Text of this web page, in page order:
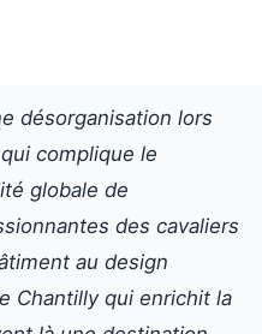
désorganisation lors
complique le
globale de
des cavaliers
au design
Chantilly qui enrichit la